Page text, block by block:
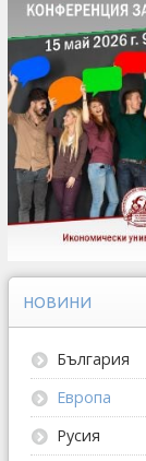
НОВИНИ
България
Европа
Русия